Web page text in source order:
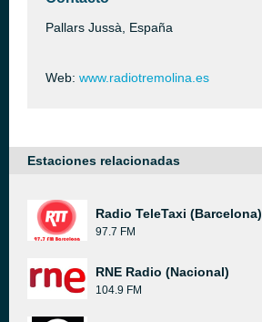
Pallars Jussà, España
Web: www.radiotremolina.es
Estaciones relacionadas
Radio TeleTaxi (Barcelona)
97.7 FM
RNE Radio (Nacional)
104.9 FM